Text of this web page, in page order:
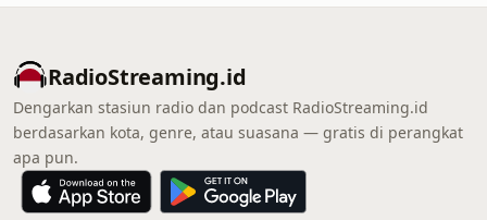
RadioStreaming.id
Dengarkan stasiun radio dan podcast RadioStreaming.id
berdasarkan kota, genre, atau suasana — gratis di perangkat
apa pun.